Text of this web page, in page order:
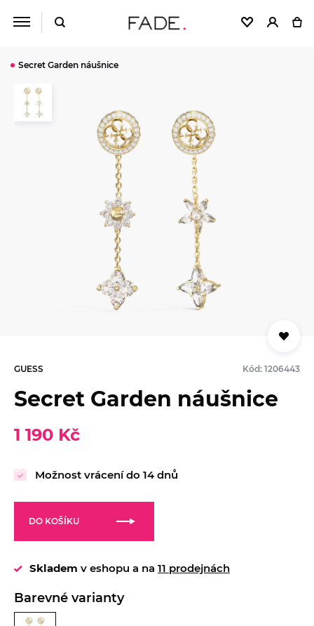
Secret Garden náušnice
GUESS Kód: 1206443
Secret Garden náušnice
1 190 Kč
Možnost vrácení do 14 dnů
DO KOŠÍKU
Skladem v eshopu a na 11 prodejnách
Barevné varianty